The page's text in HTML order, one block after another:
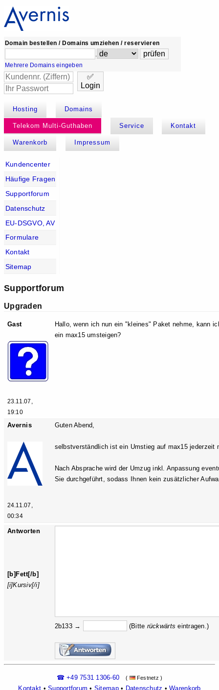
Domain bestellen / Domains umziehen / reservieren
.
Mehrere Domains eingeben
✅
Login
Hosting Domains
Telekom Multi-Guthaben Service Kontakt
Warenkorb Impressum
Kundencenter
Häufige Fragen
Supportforum
Datenschutz
EU-DSGVO, AV
Formulare
Kontakt
Sitemap
Supportforum
Upgraden
Gast
23.11.07,
19:10
Hallo, wenn ich nun ein "kleines" Paket nehme, kann
ein max15 umsteigen?
Avernis
24.11.07,
00:34
Guten Abend,
selbstverständlich ist ein Umstieg auf max15 jederzeit
Nach Absprache wird der Umzug inkl. Anpassung
Sie durchgeführt, sodass Ihnen kein zusätzlicher
Antworten
[b]Fett[/b]
[i]Kursiv[/i]
2b133 → (Bitte rückwärts eintragen.)
☎ +49 7531 1306-60 ( Festnetz )
Kontakt •Supportforum • Sitemap• Datenschutz •Warenkorb